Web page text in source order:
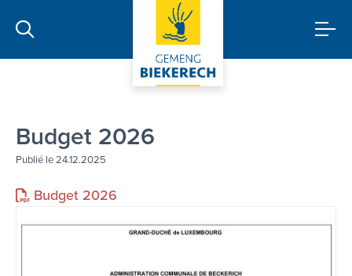
Budget 2026
Publié le 24.12.2025
Budget 2026